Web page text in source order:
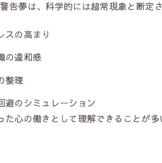
告夢は、科学的には超常現象と断定
スの高まり
の違和感
整理
避のシミュレーション
た心の働きとして理解できることが多